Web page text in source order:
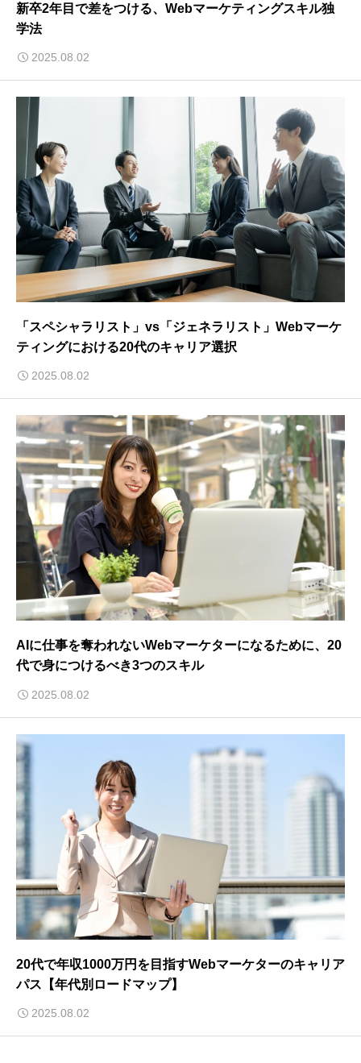
新卒2年目で差をつける、Webマーケティングスキル独
学法
2025.08.02
「スペシャラリスト」vs「ジェネラリスト」Webマーケ
ティングにおける20代のキャリア選択
2025.08.02
AIに仕事を奪われないWebマーケターになるために、20
代で身につけるべき3つのスキル
2025.08.02
20代で年収1000万円を目指すWebマーケターのキャリア
パス【年代別ロードマップ】
2025.08.02